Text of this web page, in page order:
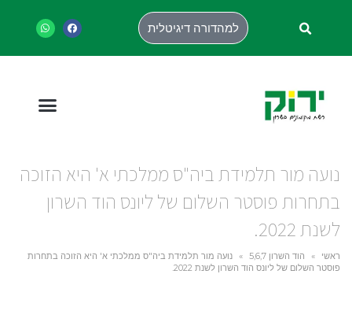
למהדורה דיגיטלית
נועה מור תלמידת ביה"ס ממלכתי א' היא הזוכה
בתחרות פוסטר השלום של ליונס הוד השרון
לשנת 2022.
ראשי » הוד השרון 5,6,7 »
נועה מור תלמידת ביה"ס ממלכתי א' היא הזוכה בתחרות
פוסטר השלום של ליונס הוד השרון לשנת 2022.